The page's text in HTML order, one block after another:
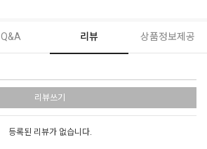
Q&A 리뷰 상품정보제공
리뷰쓰기
등록된 리뷰가 없습니다.